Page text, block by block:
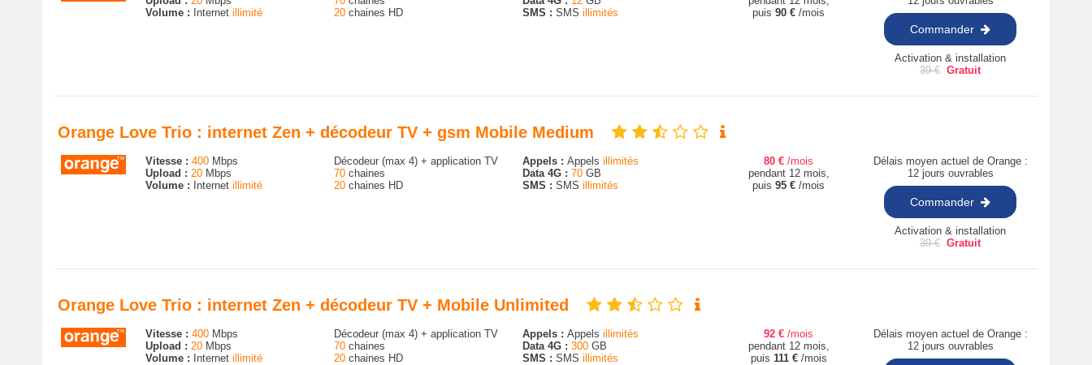
Volume :
Internet illimité
20chaines HD
SMS : SMS illimités
puis 90€ /mois
Commander
Activation & installation
39€ Gratuit
Orange Love Trio : internet Zen + décodeur TV + gsm Mobile Medium
Vitesse : 400Mbps
Upload : 20Mbps
Volume :
Internet illimité
Décodeur (max 4) + application TV
70chaines
20chaines HD
Appels : Appels illimités
Data 4G : 70GB
SMS : SMS illimités
80€ /mois
pendant 12 mois,
puis 95€ /mois
Délais moyen actuel de Orange :
12 jours ouvrables
Commander
Activation & installation
39€ Gratuit
Orange Love Trio : internet Zen + décodeur TV + Mobile Unlimited
Vitesse : 400Mbps
Upload : 20Mbps
Volume :
Internet illimité
Décodeur (max 4) + application TV
70chaines
20chaines HD
Appels : Appels illimités
Data 4G : 300GB
SMS : SMS illimités
92€ /mois
pendant 12 mois,
puis 111 €/mois
Délais moyen actuel de Orange :
12 jours ouvrables